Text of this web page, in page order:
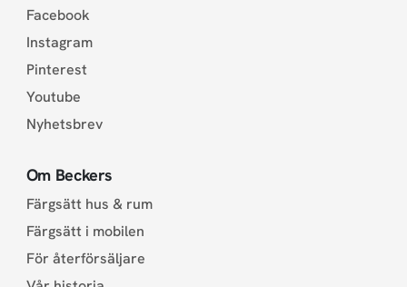
Facebook
Instagram
Pinterest
Youtube
Nyhetsbrev
Om Beckers
Färgsätt hus & rum
Färgsätt i mobilen
För återförsäljare